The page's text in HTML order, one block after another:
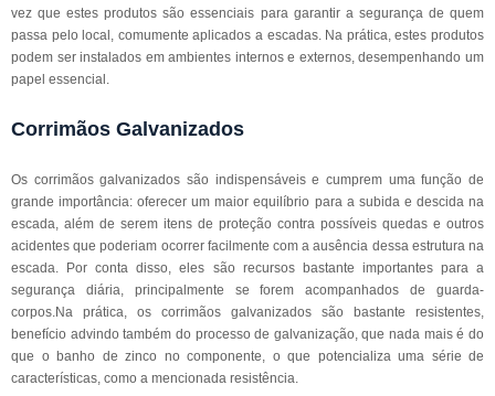
vez que estes produtos são essenciais para garantir a segurança de quem
passa pelo local, comumente aplicados a escadas. Na prática, estes produtos
podem ser instalados em ambientes internos e externos, desempenhando um
papel essencial.
Corrimãos Galvanizados
Os corrimãos galvanizados são indispensáveis e cumprem uma função de
grande importância: oferecer um maior equilíbrio para a subida e descida na
escada, além de serem itens de proteção contra possíveis quedas e outros
acidentes que poderiam ocorrer facilmente com a ausência dessa estrutura na
escada. Por conta disso, eles são recursos bastante importantes para a
segurança diária, principalmente se forem acompanhados de guarda-
corpos.Na prática, os corrimãos galvanizados são bastante resistentes,
benefício advindo também do processo de galvanização, que nada mais é do
que o banho de zinco no componente, o que potencializa uma série de
características, como a mencionada resistência.